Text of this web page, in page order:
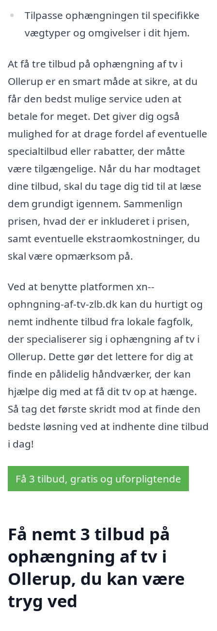
Tilpasse ophængningen til specifikke
vægtyper og omgivelser i dit hjem.
At få tre tilbud på ophængning af tv i
Ollerup er en smart måde at sikre, at du
får den bedst mulige service uden at
betale for meget. Det giver dig også
mulighed for at drage fordel af eventuelle
specialtilbud eller rabatter, der måtte
være tilgængelige. Når du har modtaget
dine tilbud, skal du tage dig tid til at læse
dem grundigt igennem. Sammenlign
prisen, hvad der er inkluderet i prisen,
samt eventuelle ekstraomkostninger, du
skal være opmærksom på.
Ved at benytte platformen xn--
ophngning-af-tv-zlb.dk kan du hurtigt og
nemt indhente tilbud fra lokale fagfolk,
der specialiserer sig i ophængning af tv i
Ollerup. Dette gør det lettere for dig at
finde en pålidelig håndværker, der kan
hjælpe dig med at få dit tv op at hænge.
Så tag det første skridt mod at finde den
bedste løsning ved at indhente dine tilbud
i dag!
Få 3 tilbud, gratis og uforpligtende
Få nemt 3 tilbud på
ophængning af tv i
Ollerup, du kan være
tryg ved